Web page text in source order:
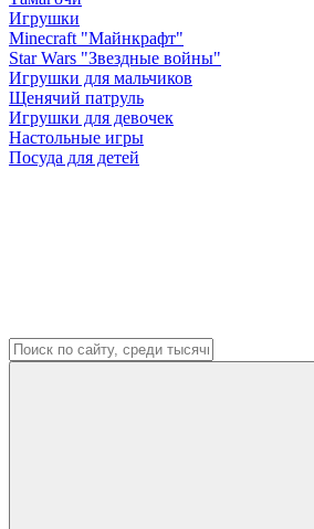
Игрушки
Minecraft "Майнкрафт"
Star Wars "Звездные войны"
Игрушки для мальчиков
Щенячий патруль
Игрушки для девочек
Настольные игры
Посуда для детей